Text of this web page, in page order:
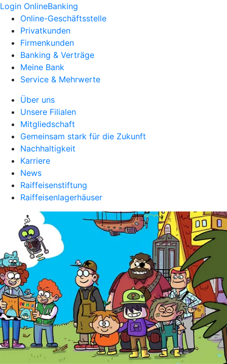
Login OnlineBanking
Online-Geschäftsstelle
Privatkunden
Firmenkunden
Banking & Verträge
Meine Bank
Service & Mehrwerte
Über uns
Unsere Filialen
Mitgliedschaft
Gemeinsam stark für die Zukunft
Nachhaltigkeit
Karriere
News
Raiffeisenstiftung
Raiffeisenlagerhäuser